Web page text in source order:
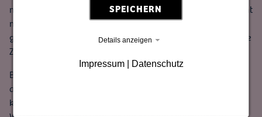
miteinander verbinden. An den Seen der Region ist längst nicht
mehr nur für Wanderer, Radfahrer oder Inlineskater etwas
geboten. Diverse Anbieter sorgen dafür, dass Familien eine fitte
Zeit am und im Wasser verbringen.
Bei
ausprobieren, ob er sich auf Wasserski oder Wakeboard halten
kann. Mutige werden dafür an einer Seil-Liftanlage über das
SPEICHERN
Details anzeigen
Impressum| Datenschutz